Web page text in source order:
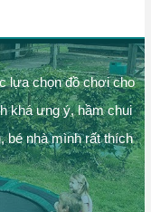
lựa chọn đồ chơi cho
khá ưng ý, hầm chui
bé nhà mình rất thích